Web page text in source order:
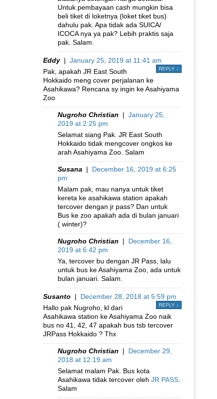
Untuk pembayaan cash mungkin bisa
beli tiket di loketnya (loket tiket bus)
dahulu pak. Apa tidak ada SUICA/
ICOCA nya ya pak? Lebih praktis saja
pak. Salam.
Eddy| January 25, 2019 at 11:41 am
REPLY ↓
Pak, apakah JR East South
Hokkaido meng cover perjalanan ke
Asahikawa? Rencana sy ingin ke Asahiyama
Zoo
Nugroho Christian | January 25,
2019 at 2:25 pm
Selamat siang Pak. JR East South
Hokkaido tidak mengcover ongkos ke
arah Asahiyama Zoo. Salam
Susana | December 16, 2019 at 6:25
pm
Malam pak, mau nanya untuk tiket
kereta ke asahikawa station apakah
tercover dengan jr pass? Dan untuk
Bus ke zoo apakah ada di bulan januari
( winter)?
Nugroho Christian | December 16,
2019 at 6:42 pm
Ya, tercover bu dengan JR Pass, lalu
untuk bus ke Asahiyama Zoo, ada untuk
bulan januari. Salam.
Susanto | December 28, 2018 at 5:59 pm
REPLY ↓
Hallo pak Nugroho, kl dari
Asahikawa station ke Asahiyama Zoo naik
bus no 41, 42, 47 apakah bus tsb tercover
JRPass Hokkaido ? Thx
Nugroho Christian | December 29,
2018 at 12:19 am
Selamat malam Pak. Bus kota
Asahikawa tidak tercover oleh JR PASS
Salam